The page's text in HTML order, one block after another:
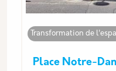
Transformation de
Place Notre-